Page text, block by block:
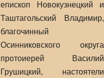
епископ Новокузнецкий и
Таштагольский Владимир,
благочинный
Осинниковского округа
протоиерей Василий
Грушицкий, настоятели